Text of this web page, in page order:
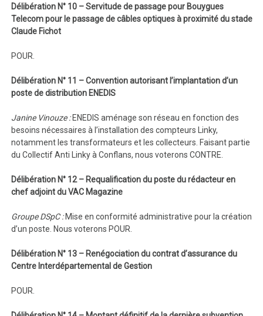
Délibération N° 10 – Servitude de passage pour Bouygues
Telecom pour le passage de câbles optiques à proximité du stade
Claude Fichot
POUR.
Délibération N° 11 – Convention autorisant l’implantation d’un
poste de distribution ENEDIS
Janine Vinouze : ENEDIS aménage son réseau en fonction des
besoins nécessaires à l’installation des compteurs Linky,
notamment les transformateurs et les collecteurs. Faisant partie
du Collectif Anti Linky à Conflans, nous voterons CONTRE.
Délibération N° 12 – Requalification du poste du rédacteur en
chef adjoint du VAC Magazine
Groupe DSpC :Mise en conformité administrative pour la création
d’un poste. Nous voterons POUR.
Délibération N° 13 – Renégociation du contrat d’assurance du
Centre Interdépartemental de Gestion
POUR.